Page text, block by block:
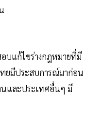
บแก้ไขร่างกฎหมายที่มี
ทยมีประสบการณ์มาก่อน
และประเทศอื่นๆ มี